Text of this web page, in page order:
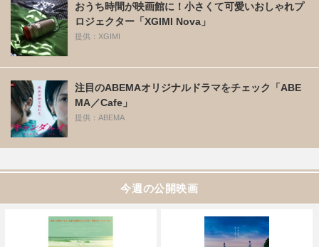
おうち時間が映画館に！小さくて可愛いおしゃれプ
ロジェクター「XGIMI Nova」
提供：XGIMI
注目のABEMAオリジナルドラマをチェック「ABE
MA／Cafe」
提供：ABEMA
今週の公開映画